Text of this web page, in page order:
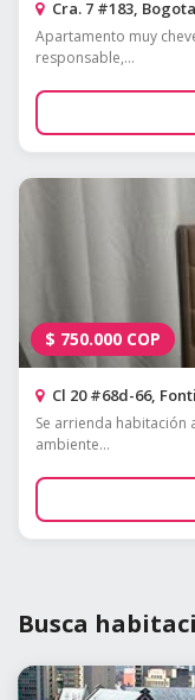
Cra. 7 #183,
Apartamento muy
responsable,...
$ 750.000 COP
Cl 20 #68d-66,
Se arrienda habitación
ambiente...
Busca